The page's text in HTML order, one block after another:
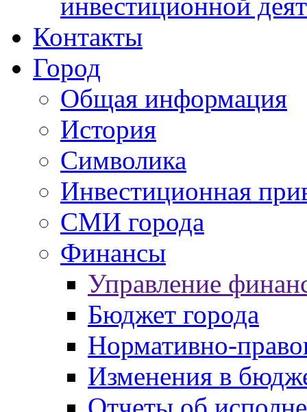
инвестиционной
Контакты
Город
Общая информация
История
Символика
Инвестиционная
СМИ города
Финансы
Управление
Бюджет города
Нормативно-
Изменения в